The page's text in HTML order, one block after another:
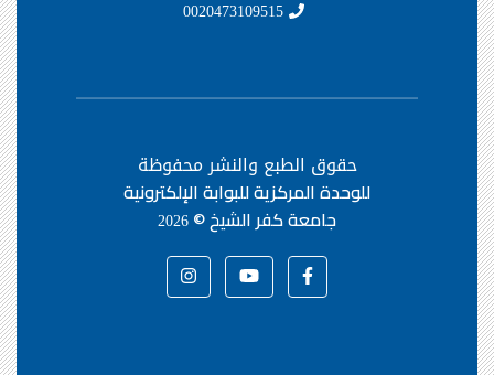
حقوق الطبع والنشر محفوظة
للوحدة المركزية للبوابة الإلكترونية
جامعة كفر الشيخ ©2026